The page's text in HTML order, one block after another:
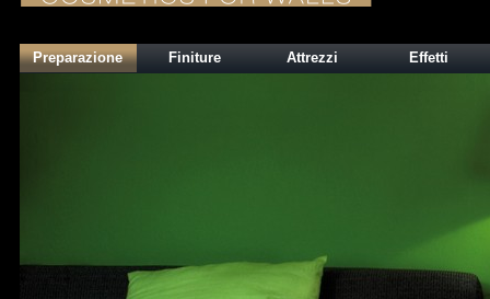
Preparazione Finiture Attrezzi Effetti